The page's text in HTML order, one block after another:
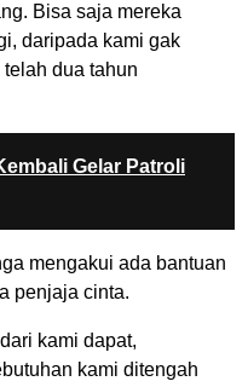
Bisa saja mereka
daripada kami gak
dua tahun
Gelar Patroli
mengakui ada bantuan
penjaja cinta.
kami dapat,
kami ditengah